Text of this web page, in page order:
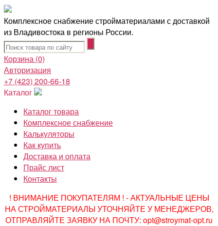
Комплексное снабжение стройматериалами с доставкой
из Владивостока в регионы России.
Корзина (0)
Авторизация
+7 (423) 200-66-18
Каталог
Каталог товара
Комплексное снабжение
Калькуляторы
Как купить
Доставка и оплата
Прайс лист
Контакты
! ВНИМАНИЕ ПОКУПАТЕЛЯМ ! - АКТУАЛЬНЫЕ ЦЕНЫ
НА СТРОЙМАТЕРИАЛЫ УТОЧНЯЙТЕ У МЕНЕДЖЕРОВ,
ОТПРАВЛЯЙТЕ ЗАЯВКУ НА ПОЧТУ: opt@stroymat-opt.ru